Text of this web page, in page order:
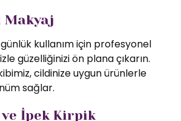
Makyaj
kullanım için profesyonel
güzelliğinizi ön plana çıkarın.
cildinize uygun ürünlerle
sağlar.
ve İpek Kirpik